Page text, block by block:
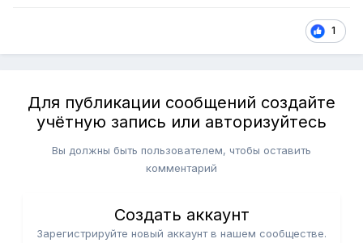
1
Для публикации сообщений создайте
учётную запись или авторизуйтесь
Вы должны быть пользователем, чтобы оставить
комментарий
Создать аккаунт
Зарегистрируйте новый аккаунт в нашем сообществе.